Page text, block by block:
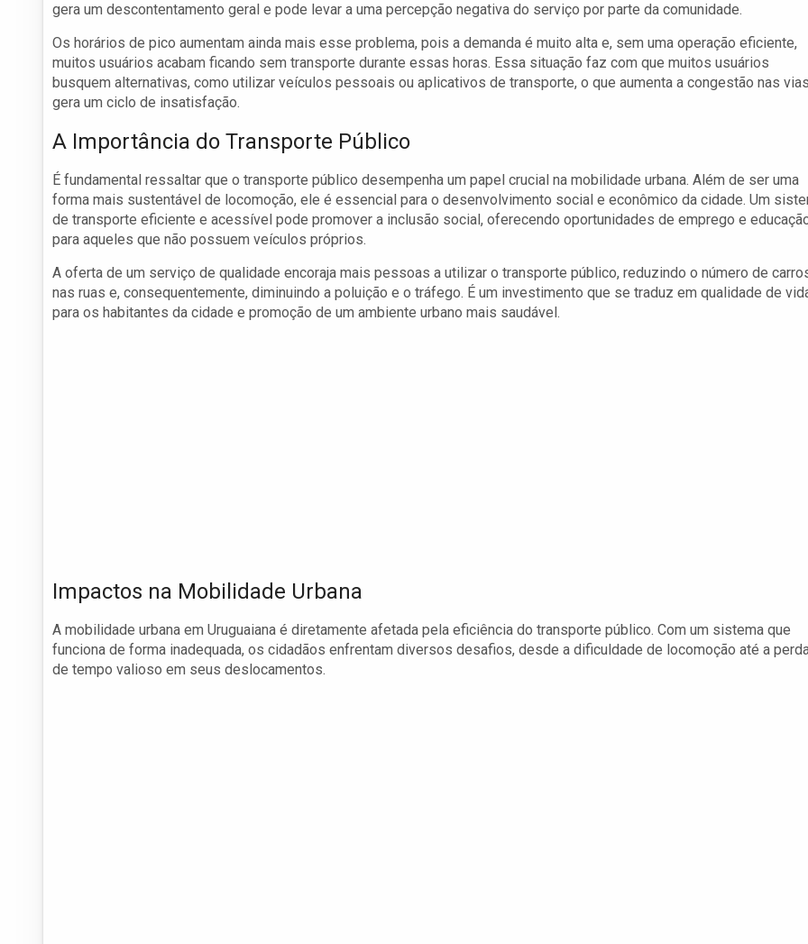
gera um descontentamento geral e pode levar a uma percepção negativa do serviço por parte da comunidade.
Os horários de pico aumentam ainda mais esse problema, pois a demanda é muito alta e, sem uma operação eficiente,
muitos usuários acabam ficando sem transporte durante essas horas. Essa situação faz com que muitos usuários
busquem alternativas, como utilizar veículos pessoais ou aplicativos de transporte, o que aumenta a congestão nas
gera um ciclo de insatisfação.
A Importância do Transporte Público
É fundamental ressaltar que o transporte público desempenha um papel crucial na mobilidade urbana. Além de ser uma
forma mais sustentável de locomoção, ele é essencial para o desenvolvimento social e econômico da cidade. Um
de transporte eficiente e acessível pode promover a inclusão social, oferecendo oportunidades de emprego e
para aqueles que não possuem veículos próprios.
A oferta de um serviço de qualidade encoraja mais pessoas a utilizar o transporte público, reduzindo o número de
nas ruas e, consequentemente, diminuindo a poluição e o tráfego. É um investimento que se traduz em qualidade de
para os habitantes da cidade e promoção de um ambiente urbano mais saudável.
Impactos na Mobilidade Urbana
A mobilidade urbana em Uruguaiana é diretamente afetada pela eficiência do transporte público. Com um sistema que
funciona de forma inadequada, os cidadãos enfrentam diversos desafios, desde a dificuldade de locomoção até a
de tempo valioso em seus deslocamentos.